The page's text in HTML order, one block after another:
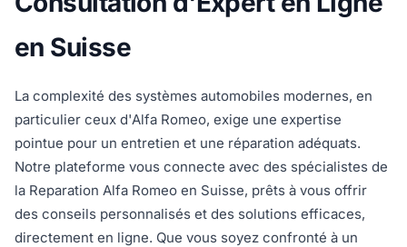
en Suisse
La complexité des systèmes automobiles modernes, en
particulier ceux d'Alfa Romeo, exige une expertise
pointue pour un entretien et une réparation adéquats.
Notre plateforme vous connecte avec des spécialistes de
la Reparation Alfa Romeo en Suisse, prêts à vous offrir
des conseils personnalisés et des solutions efficaces,
directement en ligne. Que vous soyez confronté à un